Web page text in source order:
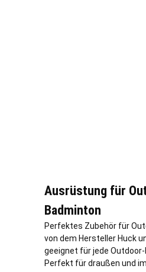
Ausrüstung für
Badminton
Perfektes Zubehör für
von dem Hersteller Huck
geeignet für jede
Perfekt für draußen und